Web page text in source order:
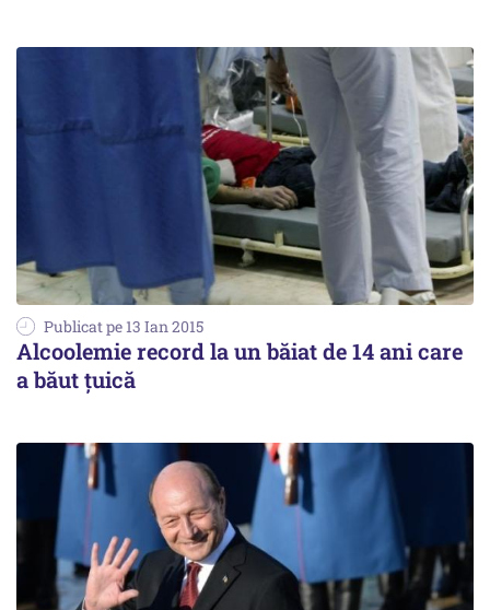
Publicat pe 13 Ian 2015
Alcoolemie record la un băiat de 14 ani care
a băut țuică